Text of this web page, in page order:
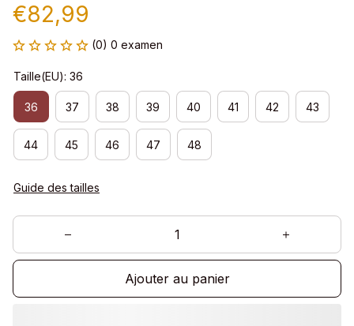
€82,99
(0) 0 examen
Taille(EU): 36
36 37 38 39 40 41 42 43
44 45 46 47 48
Guide des tailles
Ajouter au panier